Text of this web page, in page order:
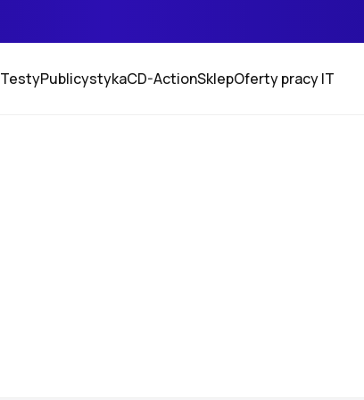
TestyPublicystykaCD-ActionSklepOferty pracy IT